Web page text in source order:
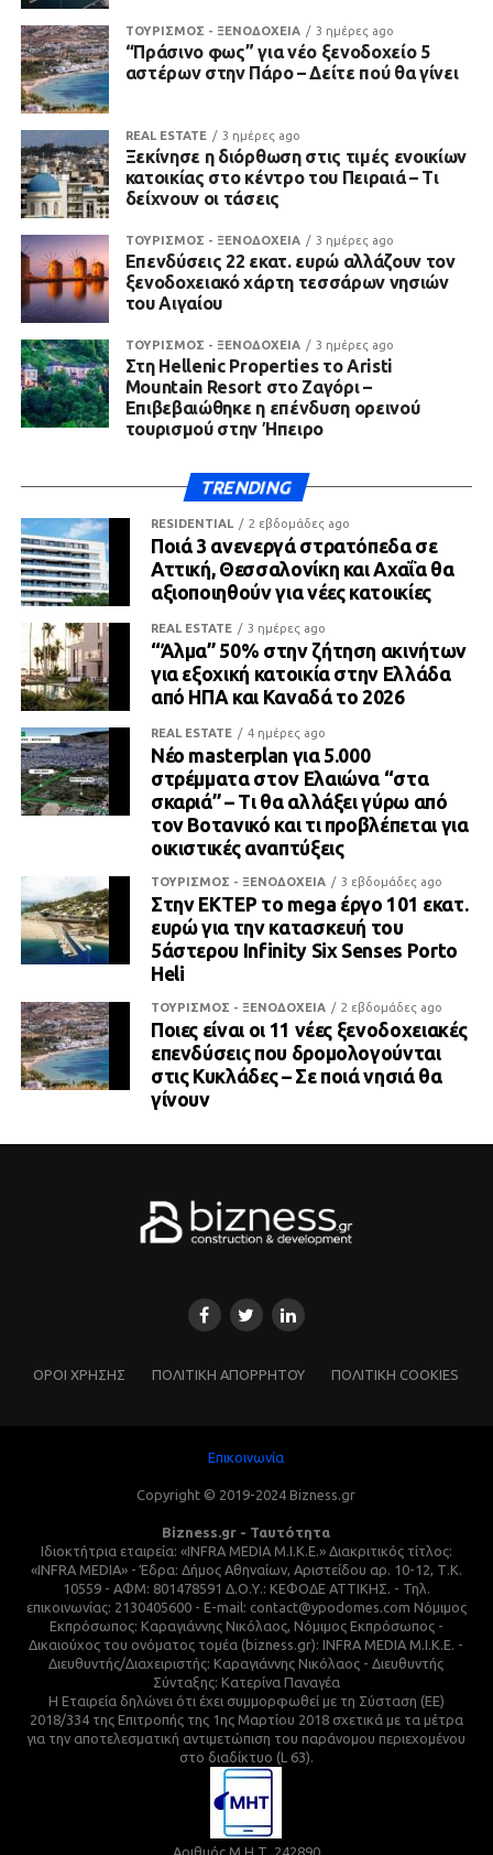
ΤΟΥΡΙΣΜΟΣ - ΞΕΝΟΔΟΧΕΙΑ 3 ημέρες ago
“Πράσινο φως” για νέο ξενοδοχείο 5
αστέρων στην Πάρο – Δείτε πού θα γίνει
REAL ESTATE 3 ημέρες ago
Ξεκίνησε η διόρθωση στις τιμές ενοικίων
κατοικίας στο κέντρο του Πειραιά – Τι
δείχνουν οι τάσεις
ΤΟΥΡΙΣΜΟΣ - ΞΕΝΟΔΟΧΕΙΑ 3 ημέρες ago
Επενδύσεις 22 εκατ. ευρώ αλλάζουν τον
ξενοδοχειακό χάρτη τεσσάρων νησιών
του Αιγαίου
ΤΟΥΡΙΣΜΟΣ - ΞΕΝΟΔΟΧΕΙΑ 3 ημέρες ago
Στη Hellenic Properties το Aristi
Mountain Resort στο Ζαγόρι –
Επιβεβαιώθηκε η επένδυση ορεινού
τουρισμού στην Ήπειρο
TRENDING
RESIDENTIAL 2 εβδομάδες ago
Ποιά 3 ανενεργά στρατόπεδα σε
Αττική, Θεσσαλονίκη και Αχαΐα θα
αξιοποιηθούν για νέες κατοικίες
REAL ESTATE 3 ημέρες ago
“Άλμα” 50% στην ζήτηση ακινήτων
για εξοχική κατοικία στην Ελλάδα
από ΗΠΑ και Καναδά το 2026
REAL ESTATE 4 ημέρες ago
Νέο masterplan για 5.000
στρέμματα στον Ελαιώνα “στα
σκαριά” – Τι θα αλλάξει γύρω από
τον Βοτανικό και τι προβλέπεται για
οικιστικές αναπτύξεις
ΤΟΥΡΙΣΜΟΣ - ΞΕΝΟΔΟΧΕΙΑ 3 εβδομάδες ago
Στην ΕΚΤΕΡ το mega έργο 101 εκατ.
ευρώ για την κατασκευή του
5άστερου Infinity Six Senses Porto
Heli
ΤΟΥΡΙΣΜΟΣ - ΞΕΝΟΔΟΧΕΙΑ 2 εβδομάδες ago
Ποιες είναι οι 11 νέες ξενοδοχειακές
επενδύσεις που δρομολογούνται
στις Κυκλάδες – Σε ποιά νησιά θα
γίνουν
ΌΡΟΙ ΧΡΗΣΗΣ ΠΟΛΙΤΙΚΗ ΑΠΟΡΡΗΤΟΥ ΠΟΛΙΤΙΚΗ COOKIES
Επικοινωνία
Copyright © 2019-2024 Bizness.gr
Bizness.gr - Ταυτότητα
Ιδιοκτήτρια εταιρεία: «INFRA MEDIA M.I.K.E.» Διακριτικός τίτλος:
«INFRA MEDIA» - Έδρα: Δήμος Αθηναίων, Αριστείδου αρ. 10-12, Τ.Κ.
10559 - ΑΦΜ: 801478591 Δ.Ο.Υ.: ΚΕΦΟΔΕ ΑΤΤΙΚΗΣ. - Τηλ.
επικοινωνίας: 2130405600 - E-mail: contact@ypodomes.com Νόμιμος
Εκπρόσωπος: Καραγιάννης Νικόλαος, Νόμιμος Εκπρόσωπος -
Δικαιούχος του ονόματος τομέα (bizness.gr): INFRA MEDIA M.I.K.E. -
Διευθυντής/Διαχειριστής: Καραγιάννης Νικόλαος - Διευθυντής
Σύνταξης: Κατερίνα Παναγέα
Η Εταιρεία δηλώνει ότι έχει συμμορφωθεί με τη Σύσταση (ΕΕ)
2018/334 της Επιτροπής της 1ης Μαρτίου 2018 σχετικά με τα μέτρα
για την αποτελεσματική αντιμετώπιση του παράνομου περιεχομένου
στο διαδίκτυο (L 63).
Αριθμός Μ.Η.Τ. 242890